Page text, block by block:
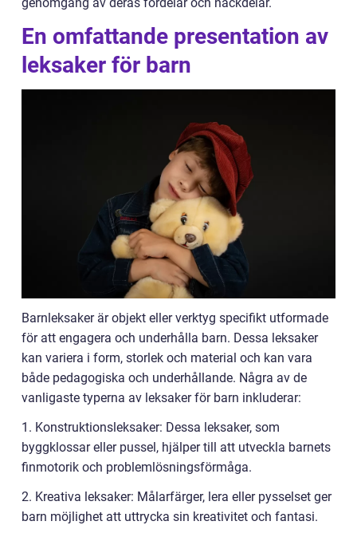
En omfattande presentation av
leksaker för barn
Barnleksaker är objekt eller verktyg specifikt utformade
för att engagera och underhålla barn. Dessa leksaker
kan variera i form, storlek och material och kan vara
både pedagogiska och underhållande. Några av de
vanligaste typerna av leksaker för barn inkluderar:
1. Konstruktionsleksaker: Dessa leksaker, som
byggklossar eller pussel, hjälper till att utveckla barnets
finmotorik och problemlösningsförmåga.
2. Kreativa leksaker: Målarfärger, lera eller pysselset ger
barn möjlighet att uttrycka sin kreativitet och fantasi.